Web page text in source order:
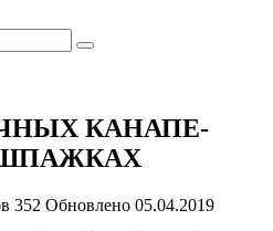
КАНАПЕ-
352 Обновлено 05.04.2019